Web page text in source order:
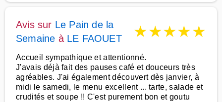
Avis sur Le Pain de la
Semaine à LE FAOUET ★★★★★
Accueil sympathique et attentionné.
J'avais déjà fait des pauses café et douceurs très
agréables. J'ai également découvert dès janvier, à
midi le samedi, le menu excellent ... tarte, salade et
crudités et soupe !! C'est purement bon et goutu